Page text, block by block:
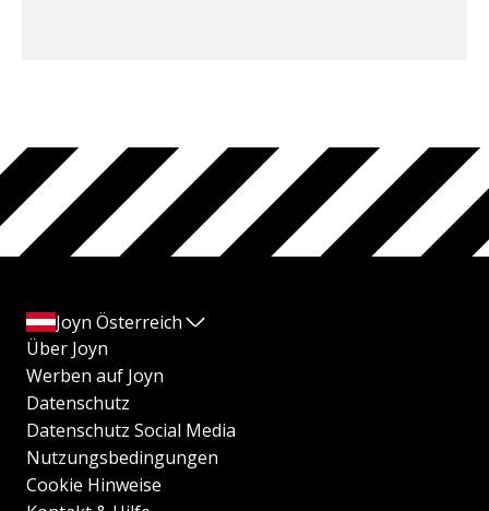
Joyn Österreich
Über Joyn
Werben auf Joyn
Datenschutz
Datenschutz Social Media
Nutzungsbedingungen
Cookie Hinweise